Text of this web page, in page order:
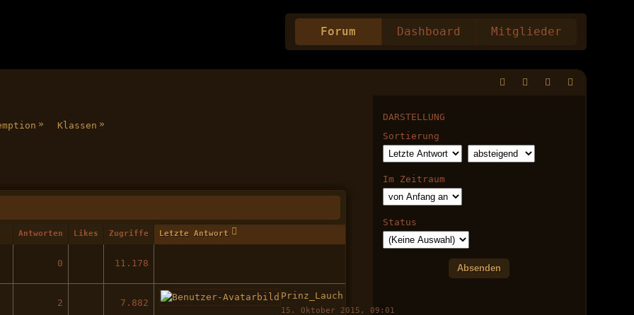
Forum Dashboard Mitglieder
» Klassen »
Antworten Likes Zugriffe Letzte Antwort
0 11.178
2 7.882
Prinz_Lauch
15. Oktober 2015, 09:01
DARSTELLUNG
Sortierung
Im Zeitraum
Status